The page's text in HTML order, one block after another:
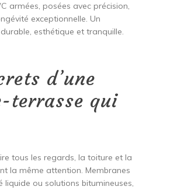
armées, posées avec précision,
exceptionnelle. Un
esthétique et tranquille.
d’une
terrasse qui
tous les regards, la toiture et la
la même attention. Membranes
liquide ou solutions bitumineuses,